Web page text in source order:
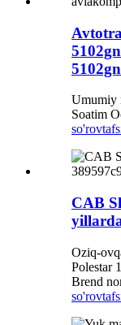
Umumiy
Soatim
so'rov
CAB
Oziq-
Polestar
Brend
so'rov